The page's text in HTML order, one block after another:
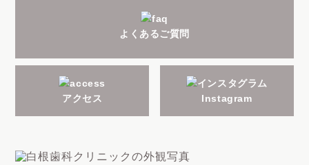
よくあるご質問
アクセス Instagram